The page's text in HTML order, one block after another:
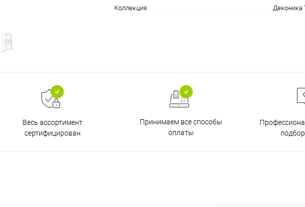
Коллекция
Деконика
Весь ассортимент
сертифицирован
Принимаем все способы
оплаты